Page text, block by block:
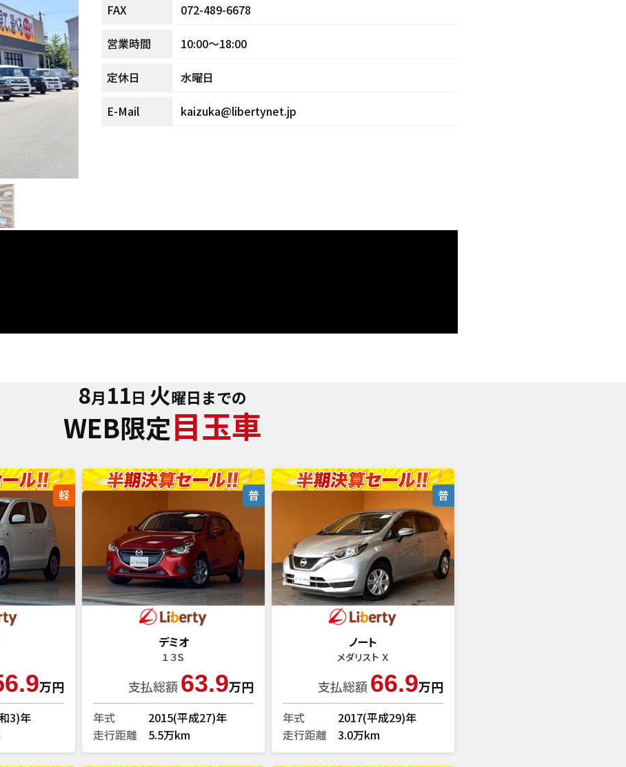
FAX 072-489-6678
営業時間 10:00～18:00
定休日 水曜日
E-Mail kaizuka@libertynet.jp
8月11日 火曜日までの
WEB限定目玉車
軽
万円
3)年
普
デミオ
１３Ｓ
支払総額 63.9万円
年式
2015(平成27)年
走行距離
5.5万km
普
ノート
メダリスト Ｘ
支払総額 66.9万円
年式
2017(平成29)年
走行距離
3.0万km